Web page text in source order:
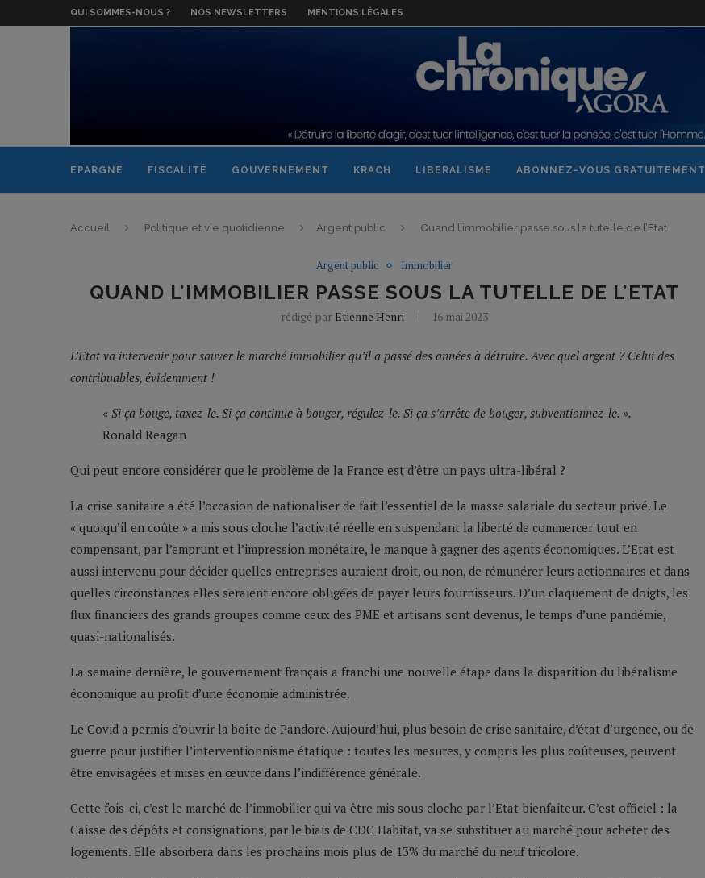
QUI SOMMES-NOUS ? NOS NEWSLETTERS MENTIONS LÉGALES
EPARGNE FISCALITÉ GOUVERNEMENT KRACH LIBERALISME ABONNEZ-VOUS GRATUITEMENT
Accueil Politique et vie quotidienne Argent public Quand l’immobilier passe sous la tutelle de l’Etat
Argent public Immobilier
QUAND L’IMMOBILIER PASSE SOUS LA TUTELLE DE L’ETAT
rédigé par Etienne Henri 16 mai 2023
L’Etat va intervenir pour sauver le marché immobilier qu’il a passé des années à détruire. Avec quel argent ? Celui des
contribuables, évidemment !
« Si ça bouge, taxez-le. Si ça continue à bouger, régulez-le. Si ça s’arrête de bouger, subventionnez-le. ».
Ronald Reagan
Qui peut encore considérer que le problème de la France est d’être un pays ultra-libéral ?
La crise sanitaire a été l’occasion de nationaliser de fait l’essentiel de la masse salariale du secteur privé. Le
« quoiqu’il en coûte » a mis sous cloche l’activité réelle en suspendant la liberté de commercer tout en
compensant, par l’emprunt et l’impression monétaire, le manque à gagner des agents économiques. L’Etat est
aussi intervenu pour décider quelles entreprises auraient droit, ou non, de rémunérer leurs actionnaires et dans
quelles circonstances elles seraient encore obligées de payer leurs fournisseurs. D’un claquement de doigts, les
flux financiers des grands groupes comme ceux des PME et artisans sont devenus, le temps d’une pandémie,
quasi-nationalisés.
La semaine dernière, le gouvernement français a franchi une nouvelle étape dans la disparition du libéralisme
économique au profit d’une économie administrée.
Le Covid a permis d’ouvrir la boîte de Pandore. Aujourd’hui, plus besoin de crise sanitaire, d’état d’urgence, ou de
guerre pour justifier l’interventionnisme étatique : toutes les mesures, y compris les plus coûteuses, peuvent
être envisagées et mises en œuvre dans l’indifférence générale.
Cette fois-ci, c’est le marché de l’immobilier qui va être mis sous cloche par l’Etat-bienfaiteur. C’est officiel : la
Caisse des dépôts et consignations, par le biais de CDC Habitat, va se substituer au marché pour acheter des
logements. Elle absorbera dans les prochains mois plus de 13% du marché du neuf tricolore.